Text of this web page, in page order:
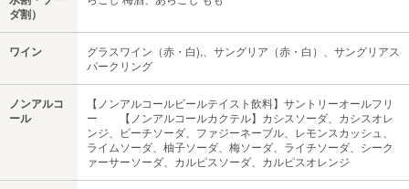
ダ割）
ワイン
グラスワイン（赤・白),、サングリア（赤・白）、サングリアス
パークリング
ノンアルコ
ール
【ノンアルコールビールテイスト飲料】サントリーオールフリ
ー 【ノンアルコールカクテル】カシスソーダ、カシスオレ
ンジ、ピーチソーダ、ファジーネーブル、レモンスカッシュ、
ライムソーダ、柚子ソーダ、梅ソーダ、ライチソーダ、シーク
ァーサーソーダ、カルピスソーダ、カルピスオレンジ